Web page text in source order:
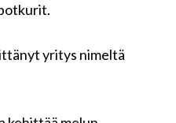
yritys nimeltä